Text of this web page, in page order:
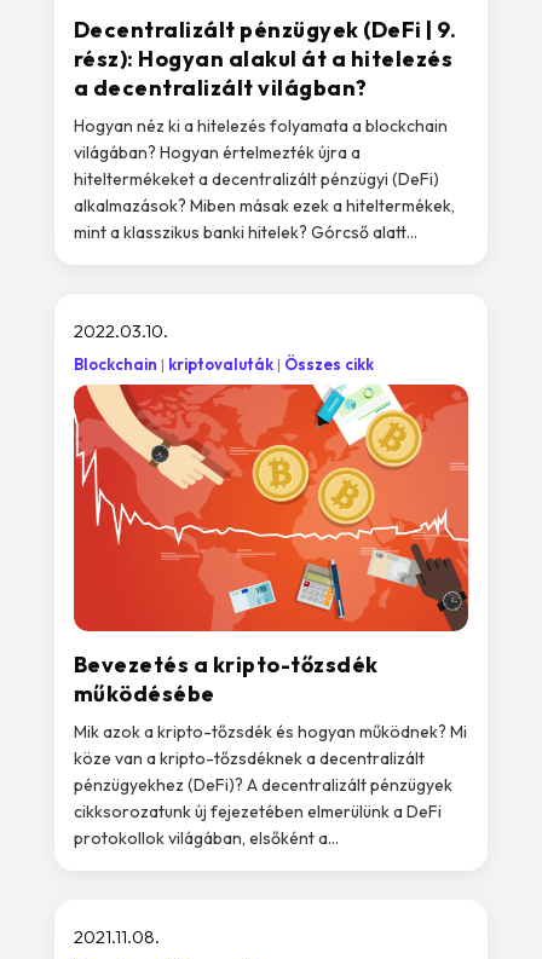
Decentralizált pénzügyek (DeFi | 9.
rész): Hogyan alakul át a hitelezés
a decentralizált világban?
Hogyan néz ki a hitelezés folyamata a blockchain
világában? Hogyan értelmezték újra a
hiteltermékeket a decentralizált pénzügyi (DeFi)
alkalmazások? Miben másak ezek a hiteltermékek,
mint a klasszikus banki hitelek? Górcső alatt...
Bevezetés a kripto-tőzsdék
működésébe
2022.03.10.
Blockchain kriptovaluták Összes cikk
Mik azok a kripto-tőzsdék és hogyan működnek? Mi
köze van a kripto-tőzsdéknek a decentralizált
pénzügyekhez (DeFi)? A decentralizált pénzügyek
cikksorozatunk új fejezetében elmerülünk a DeFi
protokollok világában, elsőként a...
2021.11.08.